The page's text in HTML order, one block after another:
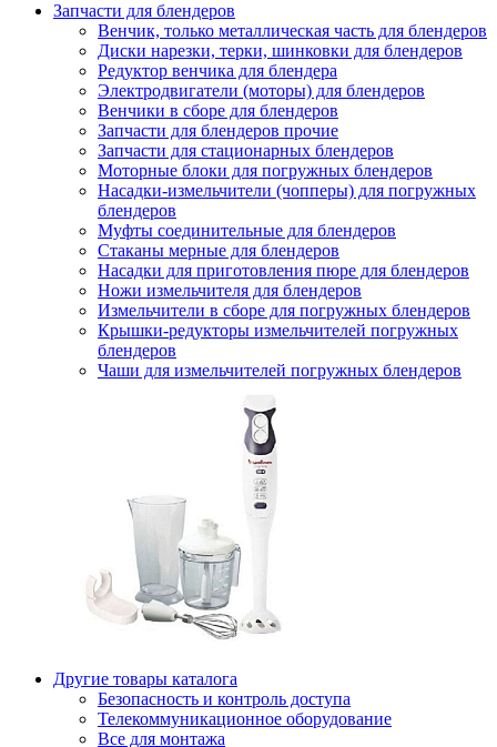
Запчасти для блендеров
Венчик, только металлическая часть для блендеров
Диски нарезки, терки, шинковки для блендеров
Редуктор венчика для блендера
Электродвигатели (моторы) для блендеров
Венчики в сборе для блендеров
Запчасти для блендеров прочие
Запчасти для стационарных блендеров
Моторные блоки для погружных блендеров
Насадки-измельчители (чопперы) для погружных
блендеров
Муфты соединительные для блендеров
Стаканы мерные для блендеров
Насадки для приготовления пюре для блендеров
Ножи измельчителя для блендеров
Измельчители в сборе для погружных блендеров
Крышки-редукторы измельчителей погружных
блендеров
Чаши для измельчителей погружных блендеров
Другие товары каталога
Безопасность и контроль доступа
Телекоммуникационное оборудование
Все для монтажа